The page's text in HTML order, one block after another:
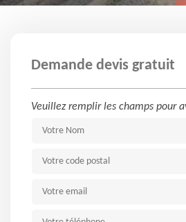
Demande devis gratuit
Veuillez remplir les champs pour